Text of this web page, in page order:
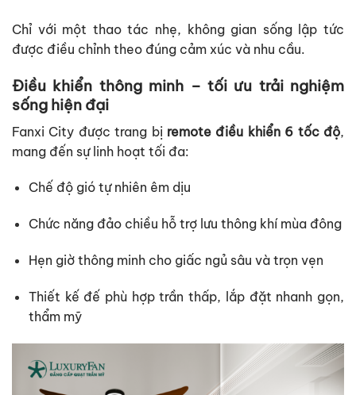
Chỉ với một thao tác nhẹ, không gian sống lập tức
được điều chỉnh theo đúng cảm xúc và nhu cầu.
Điều khiển thông minh – tối ưu trải nghiệm
sống hiện đại
Fanxi City được trang bị remote điều khiển 6 tốc độ,
mang đến sự linh hoạt tối đa:
Chế độ gió tự nhiên êm dịu
Chức năng đảo chiều hỗ trợ lưu thông khí mùa đông
Hẹn giờ thông minh cho giấc ngủ sâu và trọn vẹn
Thiết kế đế phù hợp trần thấp, lắp đặt nhanh gọn,
thẩm mỹ